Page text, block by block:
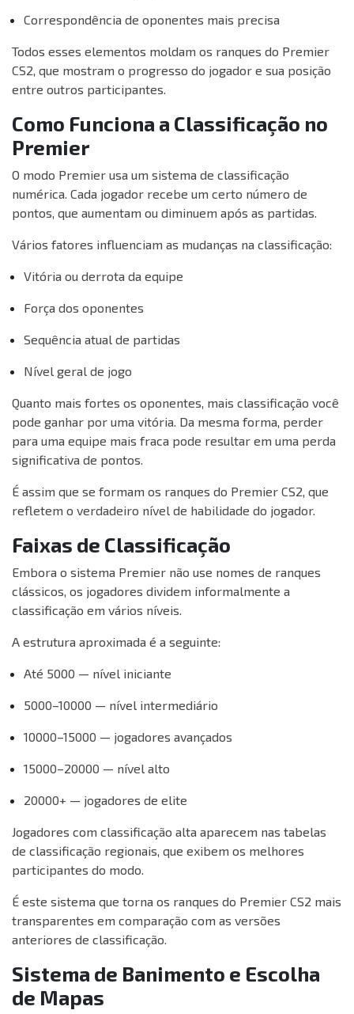
Correspondência de oponentes mais precisa
Todos esses elementos moldam os ranques do Premier
CS2, que mostram o progresso do jogador e sua posição
entre outros participantes.
Como Funciona a Classificação no
Premier
O modo Premier usa um sistema de classificação
numérica. Cada jogador recebe um certo número de
pontos, que aumentam ou diminuem após as partidas.
Vários fatores influenciam as mudanças na classificação:
Vitória ou derrota da equipe
Força dos oponentes
Sequência atual de partidas
Nível geral de jogo
Quanto mais fortes os oponentes, mais classificação você
pode ganhar por uma vitória. Da mesma forma, perder
para uma equipe mais fraca pode resultar em uma perda
significativa de pontos.
É assim que se formam os ranques do Premier CS2, que
refletem o verdadeiro nível de habilidade do jogador.
Faixas de Classificação
Embora o sistema Premier não use nomes de ranques
clássicos, os jogadores dividem informalmente a
classificação em vários níveis.
A estrutura aproximada é a seguinte:
Até 5000 — nível iniciante
5000–10000 — nível intermediário
10000–15000 — jogadores avançados
15000–20000 — nível alto
20000+ — jogadores de elite
Jogadores com classificação alta aparecem nas tabelas
de classificação regionais, que exibem os melhores
participantes do modo.
É este sistema que torna os ranques do Premier CS2 mais
transparentes em comparação com as versões
anteriores de classificação.
Sistema de Banimento e Escolha
de Mapas